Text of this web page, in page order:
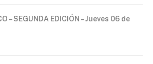
– SEGUNDA EDICIÓN – Jueves 06 de